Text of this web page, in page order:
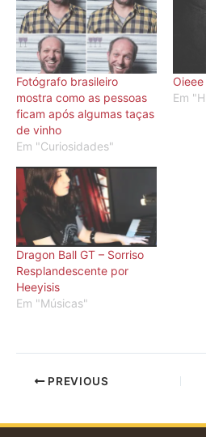
Fotógrafo brasileiro
mostra como as pessoas
ficam após algumas taças
de vinho
Em "Curiosidades"
Oieee
Em
Dragon Ball GT – Sorriso
Resplandescente por
Heeyisis
Em "Músicas"
PREVIOUS